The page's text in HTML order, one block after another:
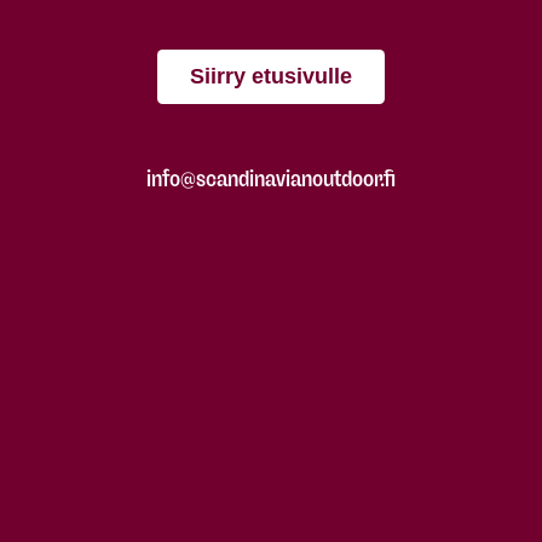
Siirry etusivulle
info@scandinavianoutdoor.fi